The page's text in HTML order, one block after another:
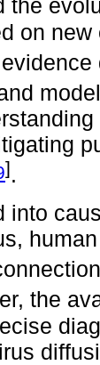
the
on
].
into
the